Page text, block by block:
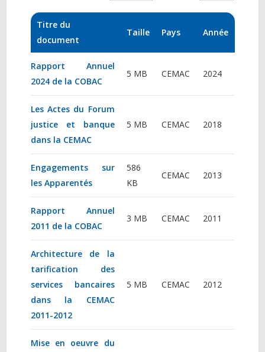
Titre du
document
Taille Pays Année
Rapport Annuel
2024 de la COBAC
5 MB CEMAC 2024
Les Actes du Forum
justice et banque
dans la CEMAC
5 MB CEMAC 2018
Engagements sur
les Apparentés
586
KB
CEMAC 2013
Rapport Annuel
2011 de la COBAC
3 MB CEMAC 2011
Architecture de la
tarification des
services bancaires
dans la CEMAC
2011-2012
5 MB CEMAC 2012
Mise en oeuvre du